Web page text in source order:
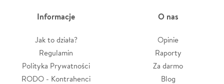
Informacje
Jak to działa?
Regulamin
Polityka Prywatności
RODO - Kontrahenci
O nas
Opinie
Raporty
Za darmo
Blog